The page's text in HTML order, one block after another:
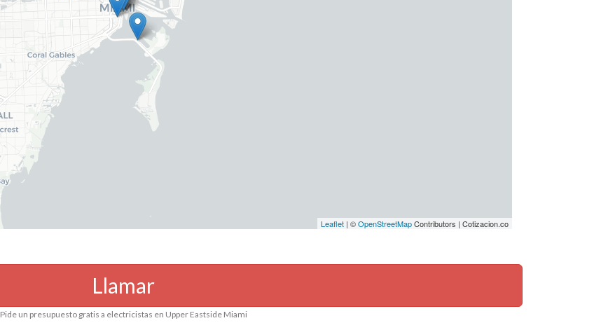
Leaflet | ©OpenStreetMapContributors | Cotizacion.co
Llamar
Pide un presupuesto gratis a electricistas en Upper Eastside Miami